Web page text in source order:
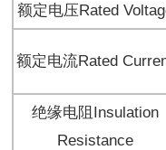
额定电压Rated
额定电流Rated
绝缘电阻Insulation
Resistance